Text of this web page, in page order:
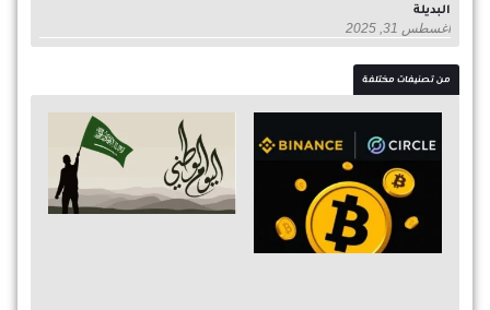
البديلة
أغسطس 31, 2025
من تصنيفات مختلفة